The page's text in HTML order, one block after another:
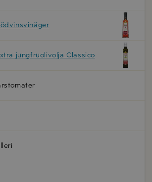
jungfruolivolja Classico